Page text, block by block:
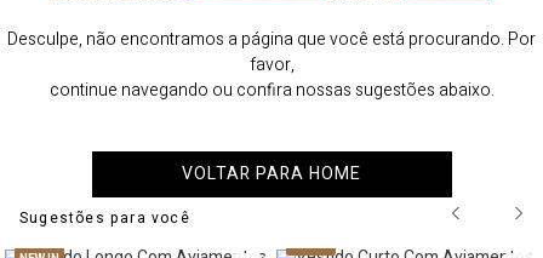
Desculpe, não encontramos a página que você está procurando. Por
favor,
continue navegando ou confira nossas sugestões abaixo.
VOLTAR PARA HOME
Sugestões para você
NEW IN